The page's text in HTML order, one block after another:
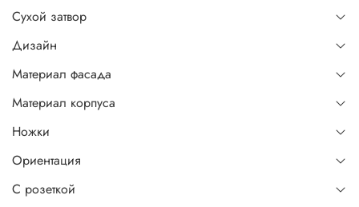
Сухой затвор
Дизайн
Материал фасада
Материал корпуса
Ножки
Ориентация
С розеткой